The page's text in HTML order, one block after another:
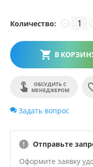
Количество: −
В
ОБСУДИТЬ С
МЕНЕДЖЕРОМ
Задать вопрос
Отправьте
Оформите заявку